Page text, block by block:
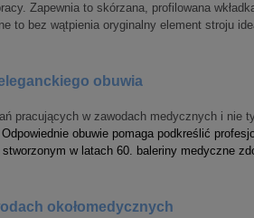
Zapewnia to skórzana, profilowana
to bez wątpienia oryginalny element stroju
obuwia
pracujących w zawodach medycznych i
obuwie pomaga podkreślić
w latach 60. baleriny medyczne
okołomedycznych